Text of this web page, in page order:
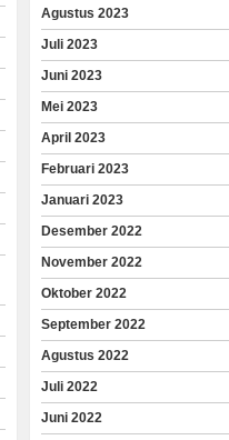
Agustus 2023
Juli 2023
Juni 2023
Mei 2023
April 2023
Februari 2023
Januari 2023
Desember 2022
November 2022
Oktober 2022
September 2022
Agustus 2022
Juli 2022
Juni 2022